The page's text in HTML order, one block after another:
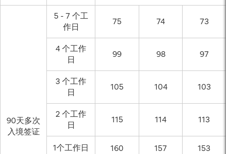
90天多次
入境签证
5 - 7 个工
作日
75 74 73
4 个工作
日
99 98 97
3 个工作
日
105 104 103
2 个工作
日
115 114 113
1个工作日 160 157 153